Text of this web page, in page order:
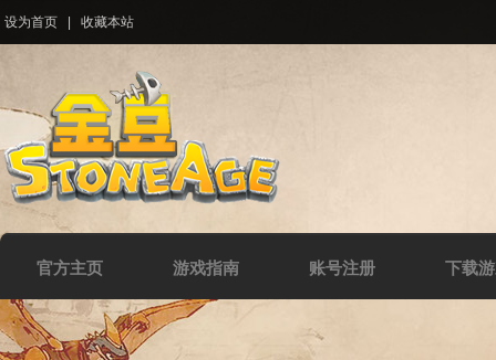
设为首页 收藏本站
官方主页 游戏指南 账号注册 下载